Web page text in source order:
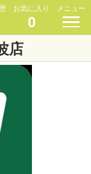
お気に入り
0
メニュー
店